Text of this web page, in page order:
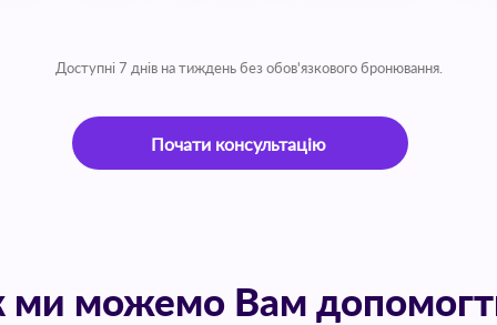
Доступні 7 днів на тиждень без обов'язкового бронювання.
Почати консультацію
ми можемо Вам